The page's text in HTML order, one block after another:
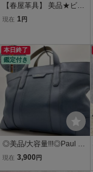
【春屋革具】 美品★ビジ
ネスリュック 本革牛革 ユ
インチPC A4書類収納可
通勤 通学 旅行
現在 1円
本日終了
鑑定付き
◎美品/大容量!!!◎Paul S
mith ポールスミス メンズ
現在 3,900 円